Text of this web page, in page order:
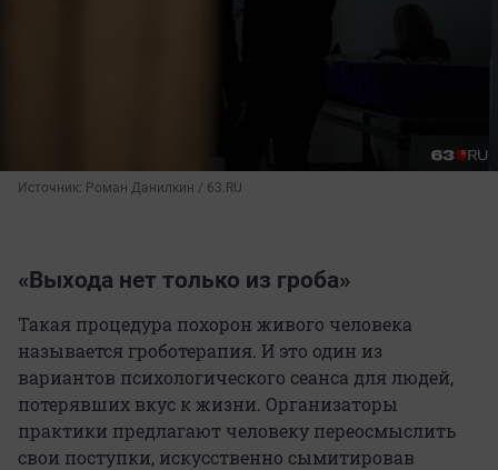
Источник: Роман Данилкин / 63.RU
«Выхода нет только из гроба»
Такая процедура похорон живого человека
называется гроботерапия. И это один из
вариантов психологического сеанса для людей,
потерявших вкус к жизни. Организаторы
практики предлагают человеку переосмыслить
свои поступки, искусственно сымитировав